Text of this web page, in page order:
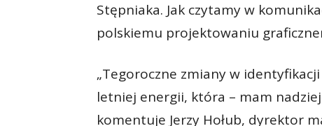
Stępniaka. Jak czytamy w
polskiemu projektowaniu
„Tegoroczne zmiany w
letniej energii, która – mam
komentuje Jerzy Hołub, dyrektor